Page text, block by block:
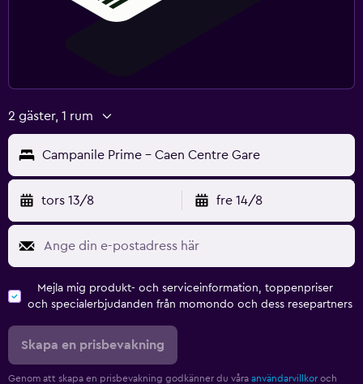
2 gäster, 1 rum
Campanile Prime - Caen Centre Gare
tors 13/8 fre 14/8
Mejla mig produkt- och serviceinformation, toppenpriser
och specialerbjudanden från momondo och dess resepartners
Skapa en prisbevakning
Genom att skapa en prisbevakning godkänner du våra användarvillkor och